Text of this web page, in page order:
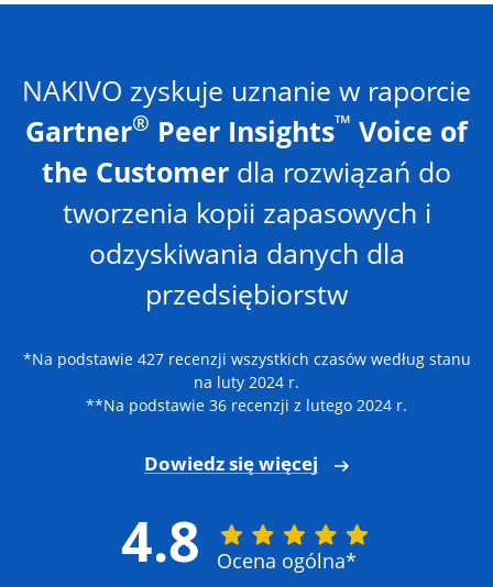
NAKIVO zyskuje uznanie w raporcie
Gartner® Peer Insights™ Voice of
the Customer dla rozwiązań do
tworzenia kopii zapasowych i
odzyskiwania danych dla
przedsiębiorstw
*Na podstawie 427 recenzji wszystkich czasów według stanu
na luty 2024 r.
**Na podstawie 36 recenzji z lutego 2024 r.
Dowiedz się więcej
4.8 Ocena ogólna*